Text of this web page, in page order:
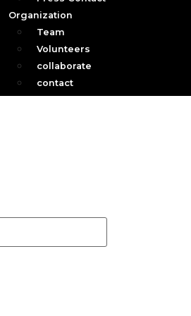
Organization
Team
Volunteers
collaborate
contact